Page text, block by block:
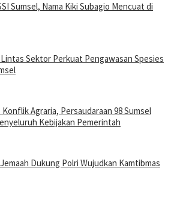
Sumsel, Nama Kiki Subagio Mencuat di
Sektor Perkuat Pengawasan Spesies
Agraria, Persaudaraan 98 Sumsel
Kebijakan Pemerintah
Dukung Polri Wujudkan Kamtibmas